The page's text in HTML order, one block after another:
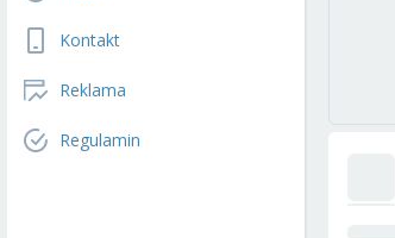
Kontakt
Reklama
Regulamin